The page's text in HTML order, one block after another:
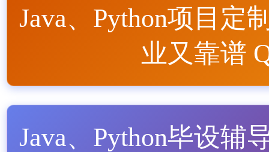
Java、Python项目定
业又靠谱
Java、Python毕设辅